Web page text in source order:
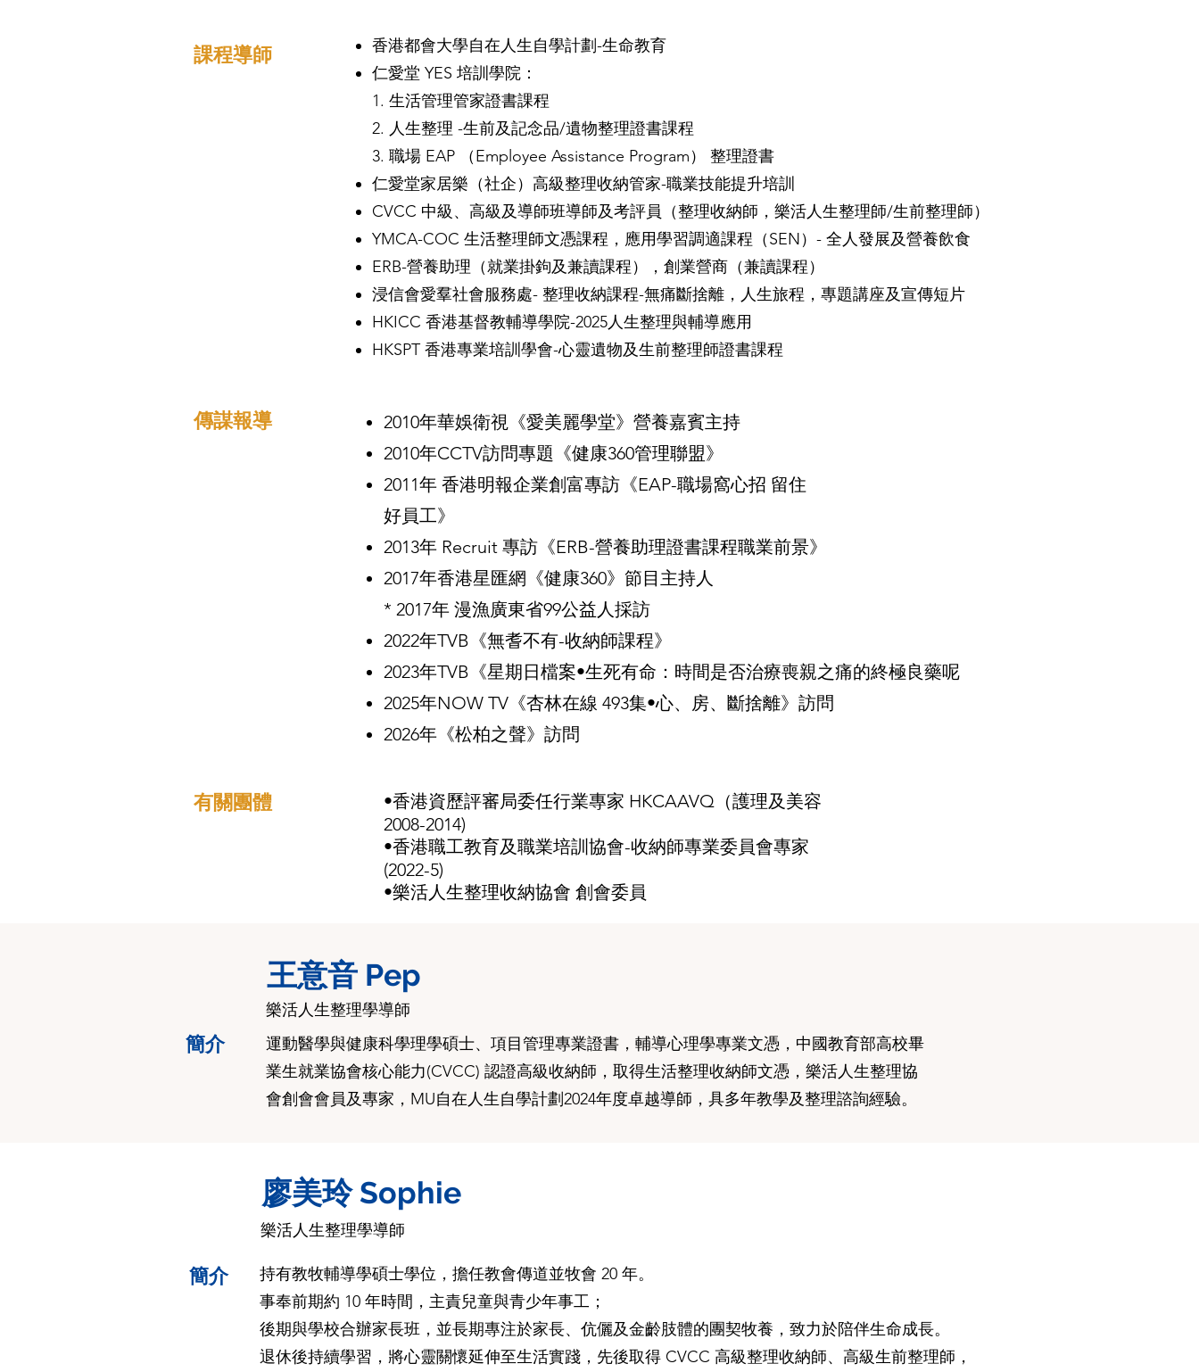
課程導師
香港都會大學自在人生自學計劃-生命教育
仁愛堂 YES 培訓學院：
1. 生活管理管家證書課程
2. 人生整理 -生前及記念品/遺物整理證書課程
3. 職場 EAP （Employee Assistance Program） 整理證書
仁愛堂家居樂（社企）高級整理收納管家-職業技能提升培訓
CVCC 中級、高級及導師班導師及考評員（整理收納師，樂活人生整理師/生前整理師）
YMCA-COC 生活整理師文憑課程，應用學習調適課程（SEN）- 全人發展及營養飲食
ERB-營養助理（就業掛鉤及兼讀課程），創業營商（兼讀課程）
浸信會愛羣社會服務處- 整理收納課程-無痛斷捨離，人生旅程，專題講座及宣傳短片
HKICC 香港基督教輔導學院-2025人生整理與輔導應用
HKSPT 香港專業培訓學會-心靈遺物及生前整理師證書課程
傳謀報導
2010年華娛衛視《愛美麗學堂》營養嘉賓主持
2010年CCTV訪問專題《健康360管理聯盟》
2011年 香港明報企業創富專訪《EAP-職場窩心招 留住
好員工》
2013年 Recruit 專訪《ERB-營養助理證書課程職業前景》
2017年香港星匯網《健康360》節目主持人
* 2017年 漫漁廣東省99公益人採訪
2022年TVB《無耆不有-收納師課程》
2023年TVB《星期日檔案•生死有命：時間是否治療喪親之痛的終極良藥呢
2025年NOW TV《杏林在線 493集•心、房、斷捨離》訪問
2026年《松柏之聲》訪問
•香港資歷評審局委任行業專家 HKCAAVQ（護理及美容
2008-2014)
•香港職工教育及職業培訓協會-收納師專業委員會專家
(2022-5)
•樂活人生整理收納協會 創會委員
有關團體
王意音 Pep
樂活人生整理學導師
運動醫學與健康科學理學碩士、項目管理專業證書，輔導心理學專業文憑，中國教育部高校畢
業生就業協會核心能力(CVCC) 認證高級收納師，取得生活整理收納師文憑，樂活人生整理協
會創會會員及專家，MU自在人生自學計劃2024年度卓越導師，具多年教學及整理諮詢經驗。​
簡介
廖美玲 Sophie
樂活人生整理學導師
持有教牧輔導學碩士學位，擔任教會傳道並牧會 20 年。
事奉前期約 10 年時間，主責兒童與青少年事工；
後期與學校合辦家長班，並長期專注於家長、伉儷及金齡肢體的團契牧養，致力於陪伴生命成長。
退休後持續學習，將心靈關懷延伸至生活實踐，先後取得 CVCC 高級整理收納師、高級生前整理師，
簡介